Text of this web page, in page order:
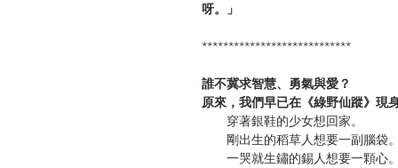
呀。」
****************************
誰不冀求智慧、勇氣與愛？
原來，我們早已在《綠野仙蹤》現身
穿著銀鞋的少女想回家。
剛出生的稻草人想要一副腦袋。
一哭就生鏽的錫人想要一顆心。